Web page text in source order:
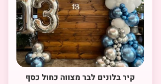
קיר בלונים לבר מצווה כחול כסף